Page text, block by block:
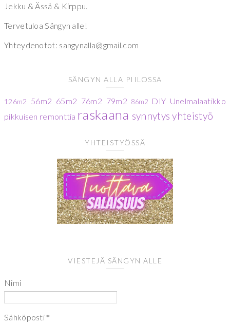
Jekku & Ässä & Kirppu.
Tervetuloa Sängyn alle!
Yhteydenotot: sangynalla@gmail.com
SÄNGYN ALLA PIILOSSA
126m2 56m2 65m2 76m2 79m2 86m2 DIY Unelmalaatikko
pikkuisen remonttia raskaana synnytys yhteistyö
YHTEISTYÖSSÄ
VIESTEJÄ SÄNGYN ALLE
Nimi
Sähköposti*